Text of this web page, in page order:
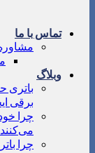
تماس با ما
وبلاگ
باتری
برقی
چرا
چرا